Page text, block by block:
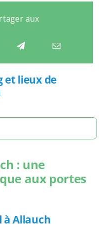
aux
et lieux de
: une
aux portes
à Allauch